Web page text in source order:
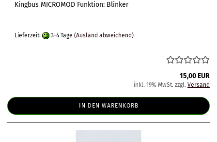
Kingbus MICROMOD Funktion: Blinker
Lieferzeit: 3-4 Tage (Ausland abweichend)
15,00 EUR
inkl. 19% MwSt. zzgl. Versand
IN DEN WARENKORB